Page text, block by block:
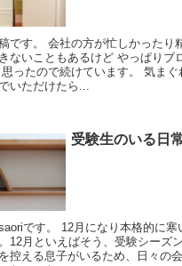
です。 会社の方が忙しかったり
ないこともあるけど やっぱりブ
ったので続けています。 気ま
いただけたら...
受験生のいる日
です。 12月になり本格的に
12月といえばそう、受験シーズ
控える息子がいるため、日々の